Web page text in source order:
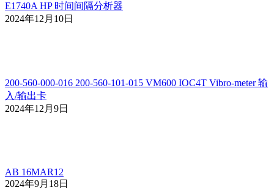
E1740A HP 时间间隔分析器
2024年12月10日
200-560-000-016 200-560-101-015 VM600 IOC4T Vibro-meter 输
入/输出卡
2024年12月9日
AB 16MAR12
2024年9月18日